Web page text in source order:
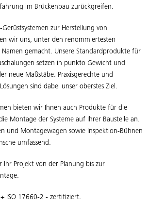
im Brückenbau zurückgreifen.
Gerüstsystemen zur Herstellung von
wir uns, unter den renommiertesten
Namen gemacht. Unsere Standardprodukte für
setzen in punkto Gewicht und
neue Maßstäbe. Praxisgerechte und
sind dabei unser oberstes Ziel.
bieten wir Ihnen auch Produkte für die
Montage der Systeme auf Ihrer Baustelle an.
und Montagewagen sowie Inspektion-Bühnen
umfassend.
Ihr Projekt von der Planung bis zur
ISO 17660-2 - zertifiziert.